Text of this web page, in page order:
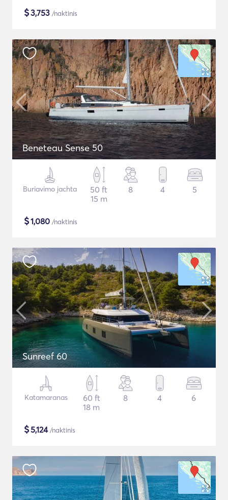
$3,753 /naktinis
Beneteau Sense 50
Buriavimo jachta
50 ft
15 m
8 4 5
$1,080 /naktinis
Sunreef 60
Katamaranas
60 ft
18 m
8 4 6
$5,124/naktinis